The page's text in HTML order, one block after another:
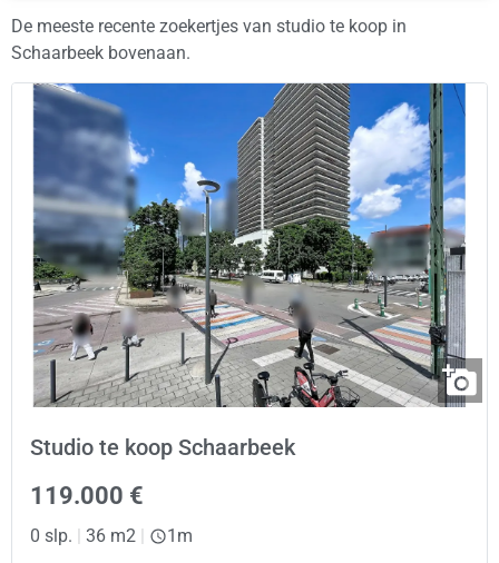
De meeste recente zoekertjes van studio te koop in
Schaarbeek bovenaan.
Studio te koop Schaarbeek
119.000 €
0 slp. | 36 m2 | 1m